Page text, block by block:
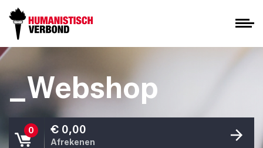
_Webshop
0 € 0,00
Afrekenen